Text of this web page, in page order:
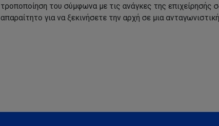
τροποποίηση του σύμφωνα με τις ανάγκες της επιχείρησής
απαραίτητο για να ξεκινήσετε την αρχή σε μια